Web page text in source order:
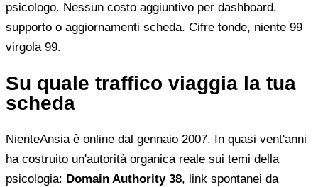
psicologo. Nessun costo aggiuntivo per dashboard,
supporto o aggiornamenti scheda. Cifre tonde, niente 99
virgola 99.
Su quale traffico viaggia la tua
scheda
NienteAnsia è online dal gennaio 2007. In quasi vent'anni
ha costruito un'autorità organica reale sui temi della
psicologia: Domain Authority 38, link spontanei da